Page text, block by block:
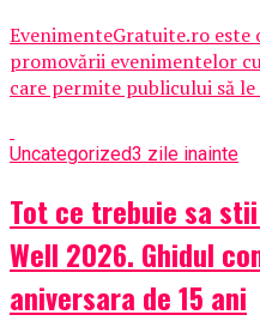
EvenimenteGratuite.ro
promovării evenimentelor
care permite publicului să le
Uncategorized3 zile inainte
Tot ce trebuie sa
Well 2026. Ghidul
aniversara de 15 ani